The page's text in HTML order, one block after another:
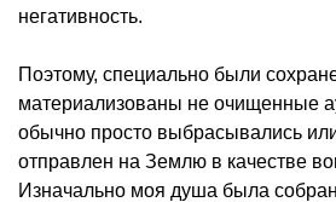
негативность.
Поэтому, специально были
материализованы не очищенные
обычно просто выбрасывались
отправлен на Землю в качестве
Изначально моя душа была